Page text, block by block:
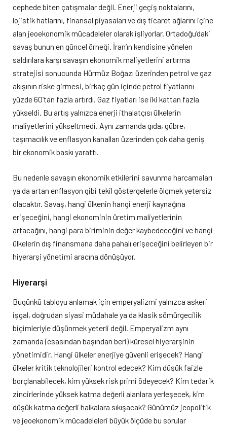
cephede biten çatışmalar değil. Enerji geçiş noktalarını,
lojistik hatlarını, finansal piyasaları ve dış ticaret ağlarını içine
alan jeoekonomik mücadeleler olarak işliyorlar. Ortadoğu’daki
savaş bunun en güncel örneği. İran’ın kendisine yönelen
saldırılara karşı savaşın ekonomik maliyetlerini artırma
stratejisi sonucunda Hürmüz Boğazı üzerinden petrol ve gaz
akışının riske girmesi, birkaç gün içinde petrol fiyatlarını
yüzde 60’tan fazla artırdı. Gaz fiyatları ise iki kattan fazla
yükseldi. Bu artış yalnızca enerji ithalatçısı ülkelerin
maliyetlerini yükseltmedi. Aynı zamanda gıda, gübre,
taşımacılık ve enflasyon kanalları üzerinden çok daha geniş
bir ekonomik baskı yarattı.
Bu nedenle savaşın ekonomik etkilerini savunma harcamaları
ya da artan enflasyon gibi tekil göstergelerle ölçmek yetersiz
olacaktır. Savaş, hangi ülkenin hangi enerji kaynağına
erişeceğini, hangi ekonominin üretim maliyetlerinin
artacağını, hangi para biriminin değer kaybedeceğini ve hangi
ülkelerin dış finansmana daha pahalı erişeceğini belirleyen bir
hiyerarşi yönetimi aracına dönüşüyor.
Hiyerarşi
Bugünkü tabloyu anlamak için emperyalizmi yalnızca askeri
işgal, doğrudan siyasi müdahale ya da klasik sömürgecilik
biçimleriyle düşünmek yeterli değil. Emperyalizm aynı
zamanda (esasından başından beri) küresel hiyerarşinin
yönetimidir. Hangi ülkeler enerjiye güvenli erişecek? Hangi
ülkeler kritik teknolojileri kontrol edecek? Kim düşük faizle
borçlanabilecek, kim yüksek risk primi ödeyecek? Kim tedarik
zincirlerinde yüksek katma değerli alanlara yerleşecek, kim
düşük katma değerli halkalara sıkışacak? Günümüz jeopolitik
ve jeoekonomik mücadeleleri büyük ölçüde bu sorular